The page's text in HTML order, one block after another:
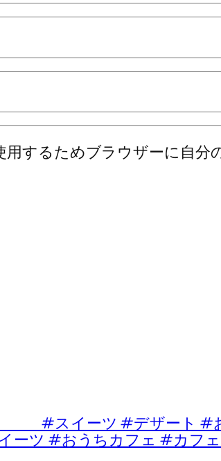
するためブラウザーに自分
ーツ #デザート #お菓子
ーツ #おうちカフェ #カフ